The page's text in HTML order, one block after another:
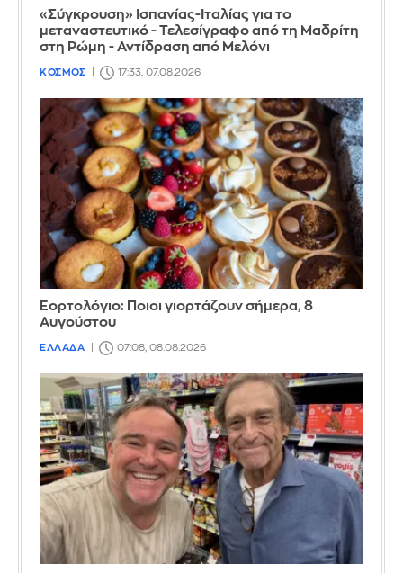
«Σύγκρουση» Ισπανίας-Ιταλίας για το
μεταναστευτικό - Τελεσίγραφο από τη Μαδρίτη
στη Ρώμη - Αντίδραση από Μελόνι
ΚΟΣΜΟΣ 17:33, 07.08.2026
Εορτολόγιο: Ποιοι γιορτάζουν σήμερα, 8
Αυγούστου
ΕΛΛΑΔΑ 07:08, 08.08.2026